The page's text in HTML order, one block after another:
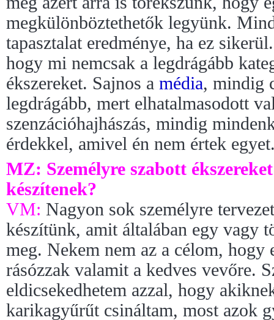
megkülönböztethetők legyünk.
tapasztalat eredménye, ha ez
hogy mi nemcsak a legdrágább
ékszereket. Sajnos a média, mindig
legdrágább, mert elhatalmasodott
szenzációhajhászás, mindig
érdekkel, amivel én nem értek
MZ: Személyre szabott
készítenek?
VM: Nagyon sok személyre
készítünk, amit általában egy vagy
meg. Nekem nem az a célom, hogy
rásózzak valamit a kedves vevőre.
eldicsekedhetem azzal, hogy
karikagyűrűt csináltam, most azok